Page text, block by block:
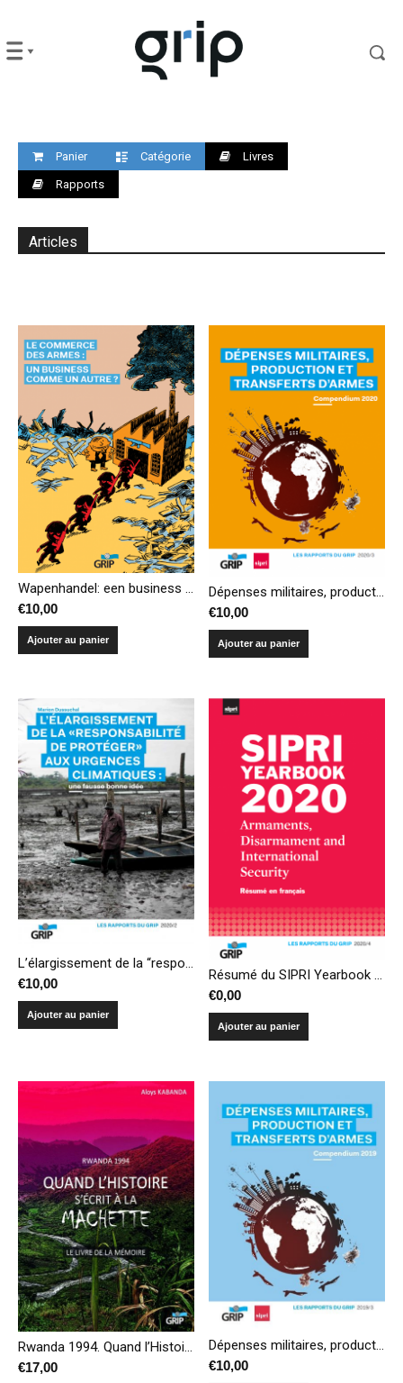
Panier Catégorie Livres
Rapports
Articles
Wapenhandel: een business zoals alle andere?
€10,00
Ajouter au panier
Dépenses militaires, production et transferts d’armes – Compendium 2020
€10,00
Ajouter au panier
L’élargissement de la “responsabilité de protéger” aux urgences climatiques : une fausse bonne idée
€10,00
Ajouter au panier
Résumé du SIPRI Yearbook 2020 – Armements, désarmement et sécurité internationale
€0,00
Ajouter au panier
Rwanda 1994. Quand l’Histoire s’écrit à la machette
€17,00
Dépenses militaires, production et transferts d’armes – Compendium 2019
€10,00